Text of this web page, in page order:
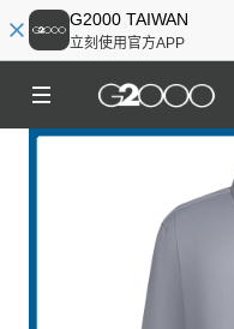
G2000 TAIWAN
立刻使用官方APP